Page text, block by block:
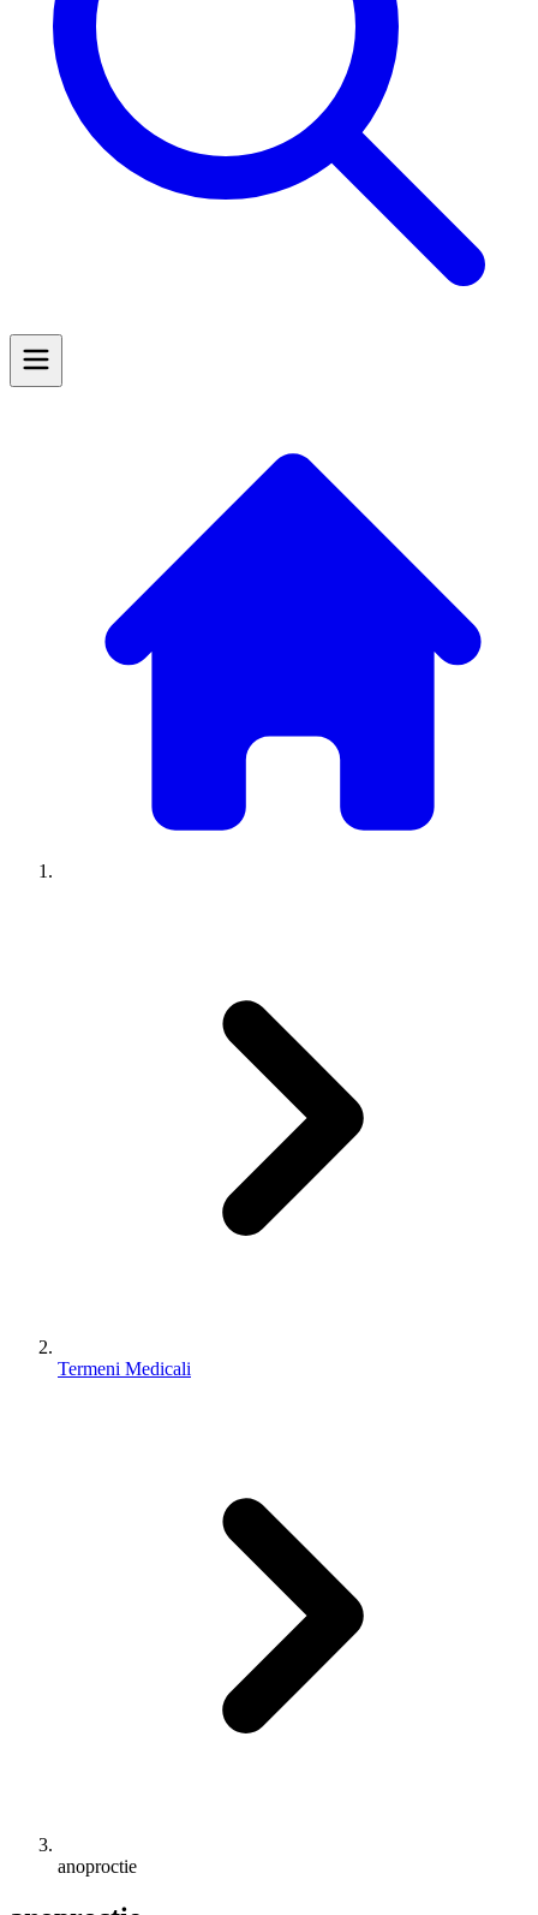
Termeni Medicali
anoproctie